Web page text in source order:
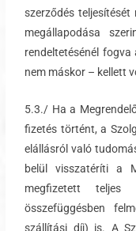
szerződés
megállapodása
rendeltetésénél
nem máskor – kellett
5.3./ Ha a
fizetés történt, a
elállásról való
belül visszatéríti a
megfizetett teljes
összefüggésben
szállítási díj) is. A